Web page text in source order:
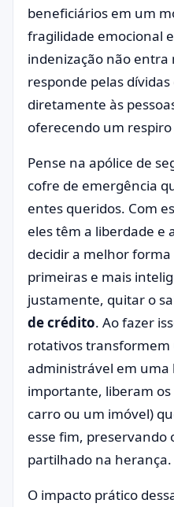
beneficiários em um
fragilidade emocional
indenização não
responde pelas
diretamente às
oferecendo um
Pense na apólice de
cofre de emergência
entes queridos. Com
eles têm a liberdade e
decidir a melhor
primeiras e mais
justamente, quitar o
de crédito. Ao fazer
rotativos transformem
administrável em uma
importante, liberam os
carro ou um imóvel)
esse fim, preservando
partilhado na herança.
O impacto prático